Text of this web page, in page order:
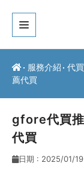
關於我們
服務介紹
常見問題
服務介紹 代
薦代買
gfore代買
代買
日期 : 2025/01/19